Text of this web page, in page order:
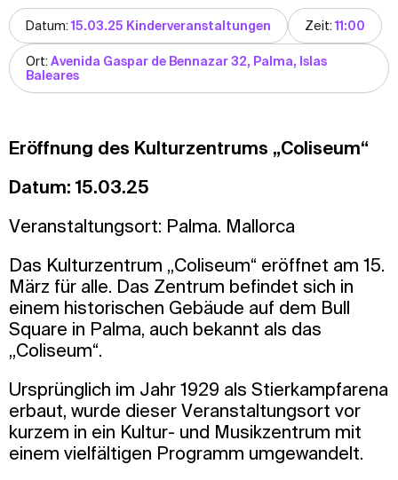
Datum:15.03.25 Kinderveranstaltungen Zeit:11:00
Ort: Avenida Gaspar de Bennazar 32, Palma, Islas
Baleares
Eröffnung des Kulturzentrums „Coliseum“
Datum: 15.03.25
Veranstaltungsort: Palma. Mallorca
Das Kulturzentrum „Coliseum“ eröffnet am 15.
März für alle. Das Zentrum befindet sich in
einem historischen Gebäude auf dem Bull
Square in Palma, auch bekannt als das
„Coliseum“.
Ursprünglich im Jahr 1929 als Stierkampfarena
erbaut, wurde dieser Veranstaltungsort vor
kurzem in ein Kultur- und Musikzentrum mit
einem vielfältigen Programm umgewandelt.